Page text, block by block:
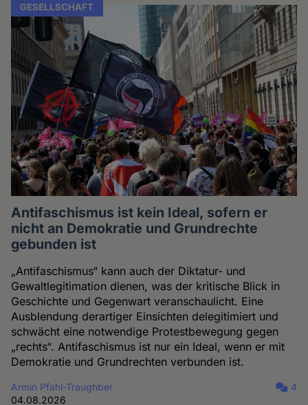
GESELLSCHAFT
Antifaschismus ist kein Ideal, sofern er
nicht an Demokratie und Grundrechte
gebunden ist
„Antifaschismus“ kann auch der Diktatur- und
Gewaltlegitimation dienen, was der kritische Blick in
Geschichte und Gegenwart veranschaulicht. Eine
Ausblendung derartiger Einsichten delegitimiert und
schwächt eine notwendige Protestbewegung gegen
„rechts“. Antifaschismus ist nur ein Ideal, wenn er mit
Demokratie und Grundrechten verbunden ist.
Armin Pfahl-Traughber
04.08.2026
4